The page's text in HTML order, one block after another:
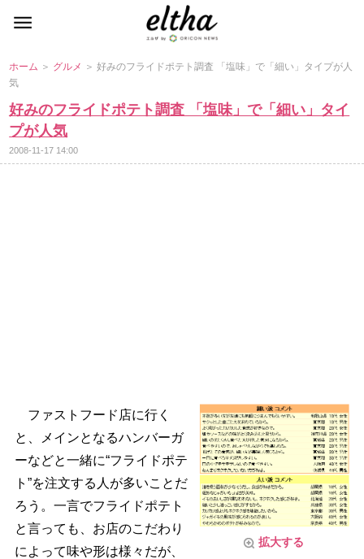
ホーム ＞ グルメ ＞ 好みのフライドポテト調査 「塩味」で「細い」タイプが人
気
好みのフライドポテト調査 「塩味」で「細い」タイ
プが人気
2008-11-17 14:00
拡大する
ファストフード店に行く
と、メインとなるハンバーガ
ーなどと一緒に“フライドポテ
ト”を注文する人が多いことだ
ろう。一言でフライドポテト
と言っても、お店のこだわり
によって味や形は様々だが、